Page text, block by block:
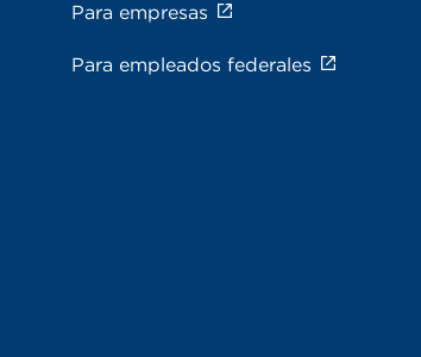
Para empresas
Para empleados federales